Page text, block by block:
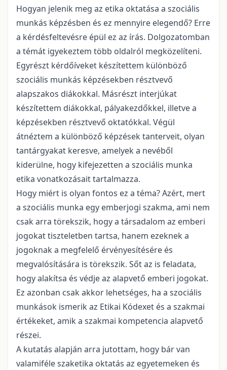
Hogyan jelenik meg az etika oktatása a szociális
munkás képzésben és ez mennyire elegendő? Erre
a kérdésfeltevésre épül ez az írás. Dolgozatomban
a témát igyekeztem több oldalról megközelíteni.
Egyrészt kérdőíveket készítettem különböző
szociális munkás képzésekben résztvevő
alapszakos diákokkal. Másrészt interjúkat
készítettem diákokkal, pályakezdőkkel, illetve a
képzésekben résztvevő oktatókkal. Végül
átnéztem a különböző képzések tanterveit, olyan
tantárgyakat keresve, amelyek a nevéből
kiderülne, hogy kifejezetten a szociális munka
etika vonatkozásait tartalmazza.
Hogy miért is olyan fontos ez a téma? Azért, mert
a szociális munka egy emberjogi szakma, ami nem
csak arra törekszik, hogy a társadalom az emberi
jogokat tiszteletben tartsa, hanem ezeknek a
jogoknak a megfelelő érvényesítésére és
megvalósítására is törekszik. Sőt az is feladata,
hogy alakítsa és védje az alapvető emberi jogokat.
Ez azonban csak akkor lehetséges, ha a szociális
munkások ismerik az Etikai Kódexet és a szakmai
értékeket, amik a szakmai kompetencia alapvető
részei.
A kutatás alapján arra jutottam, hogy bár van
valamiféle szaketika oktatás az egyetemeken és